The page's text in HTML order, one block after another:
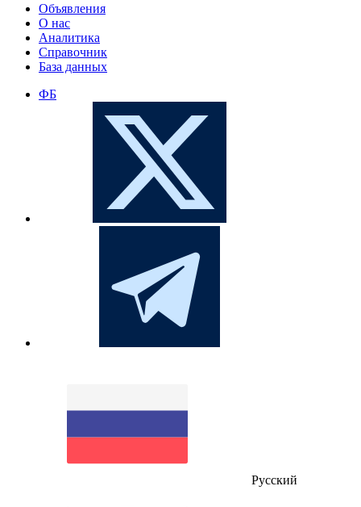
Объявления
О нас
Аналитика
Справочник
База данных
ФБ
Русский